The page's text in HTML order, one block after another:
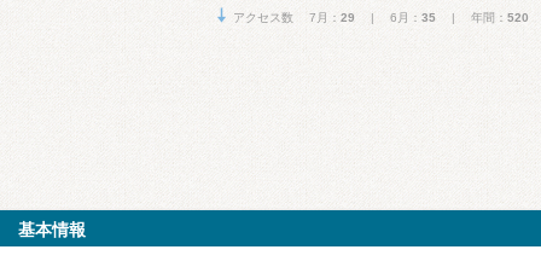
アクセス数 7月： 29 | 6月： 35 | 年間： 520
基本情報